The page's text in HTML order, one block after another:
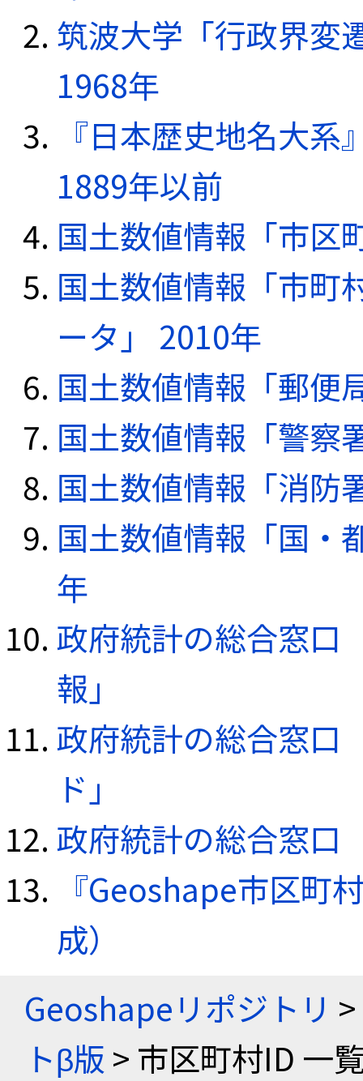
筑波大学「行政界変
1968年
『日本歴史地名大
1889年以前
国土数値情報「市区
国土数値情報「市町
ータ」 2010年
国土数値情報「郵便
国土数値情報「警察
国土数値情報「消防
国土数値情報「国・
年
政府統計の総合窓口
報」
政府統計の総合窓口
ド」
政府統計の総合窓口
『Geoshape市区町
成）
Geoshapeリポジトリ >
トβ版 > 市区町村ID 一